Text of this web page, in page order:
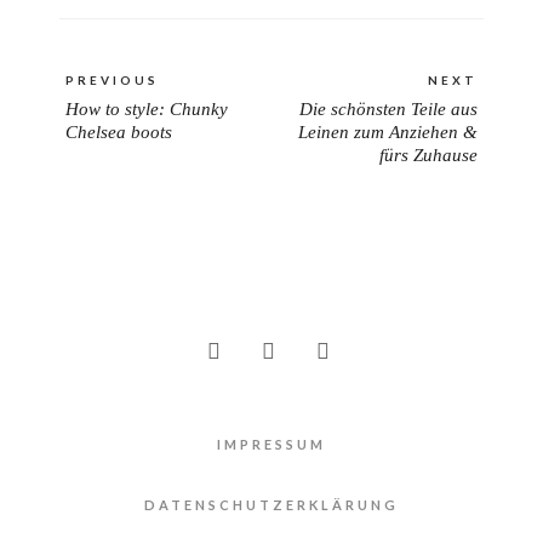
PREVIOUS
PREVIOUS
How to style: Chunky
Chelsea boots
NEXT
POST:
Die schönsten Teile aus
Leinen zum Anziehen &
fürs Zuhause
IMPRESSUM
DATENSCHUTZERKLÄRUNG